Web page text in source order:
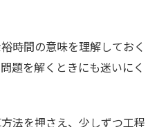
時間の意味を理解しておく
題を解くときにも迷いにく
法を押さえ、少しずつ工程